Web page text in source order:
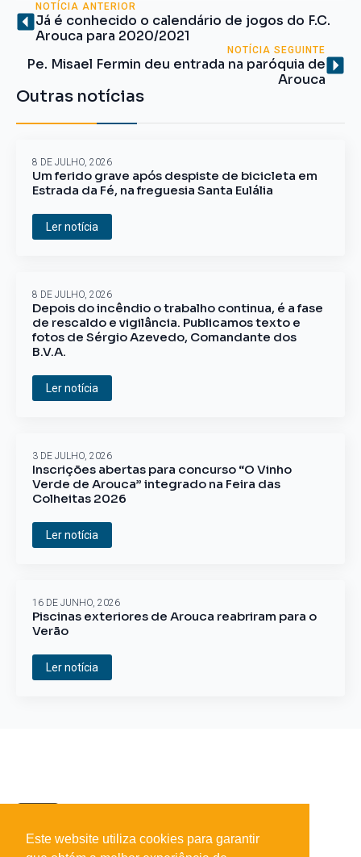
NOTÍCIA ANTERIOR
Já é conhecido o calendário de jogos do F.C.
Arouca para 2020/2021
NOTÍCIA SEGUINTE
Pe. Misael Fermin deu entrada na paróquia de
Arouca
Outras notícias
Um ferido grave após despiste de bicicleta em
Estrada da Fé, na freguesia Santa Eulália
8 DE JULHO, 2026
Ler notícia
Depois do incêndio o trabalho continua, é a fase
de rescaldo e vigilância. Publicamos texto e
fotos de Sérgio Azevedo, Comandante dos
B.V.A.
8 DE JULHO, 2026
Ler notícia
Inscrições abertas para concurso “O Vinho
Verde de Arouca” integrado na Feira das
Colheitas 2026
3 DE JULHO, 2026
Ler notícia
Piscinas exteriores de Arouca reabriram para o
Verão
16 DE JUNHO, 2026
Ler notícia
Este website utiliza cookies para garantir